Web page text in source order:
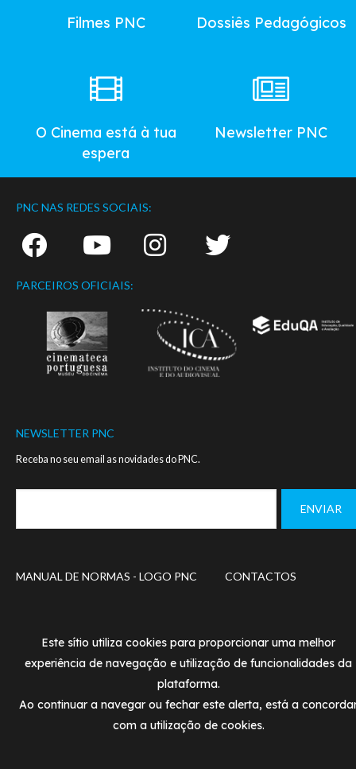
Filmes PNC Dossiês Pedagógicos
O Cinema está à tua
espera
Newsletter PNC
PNC NAS REDES SOCIAIS:
PARCEIROS OFICIAIS:
NEWSLETTER PNC
Receba no seu email as novidades do PNC.
Footer
MANUAL DE NORMAS - LOGO PNC CONTACTOS
© PNC 2020
Designed and developed bySIMBIOSE
Este sítio utiliza cookies para proporcionar uma melhor
experiência de navegação e utilização de funcionalidades da
plataforma.
Ao continuar a navegar ou fechar este alerta, está a
com a utilização de cookies.